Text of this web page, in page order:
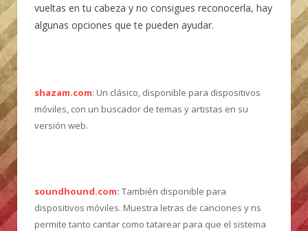
vueltas en tu cabeza y no consigues reconocerla, hay
algunas opciones que te pueden ayudar.
shazam.com: Un clásico, disponible para dispositivos
móviles, con un buscador de temas y artistas en su
versión web.
soundhound.com: También disponible para
dispositivos móviles. Muestra letras de canciones y ns
permite tanto cantar como tatarear para que el sistema